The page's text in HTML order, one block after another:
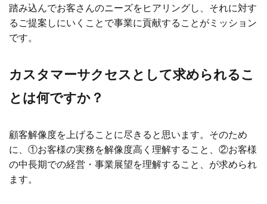
踏み込んでお客さんのニーズをヒアリングし、それに対す
るご提案しにいくことで事業に貢献することがミッション
です。
カスタマーサクセスとして求められるこ
とは何ですか？
顧客解像度を上げることに尽きると思います。そのため
に、①お客様の実務を解像度高く理解すること、②お客様
の中長期での経営・事業展望を理解すること、が求められ
ます。